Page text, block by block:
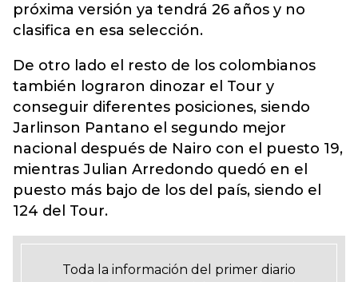
próxima versión ya tendrá 26 años y no
clasifica en esa selección.
De otro lado el resto de los colombianos
también lograron dinozar el Tour y
conseguir diferentes posiciones, siendo
Jarlinson Pantano el segundo mejor
nacional después de Nairo con el puesto 19,
mientras Julian Arredondo quedó en el
puesto más bajo de los del país, siendo el
124 del Tour.
Toda la información del primer diario